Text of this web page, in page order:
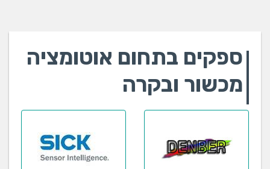
ספקים בתחום אוטומציה
מכשור ובקרה